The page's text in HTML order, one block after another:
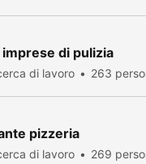
di pulizia
di lavoro 263
pizzeria
di lavoro 269